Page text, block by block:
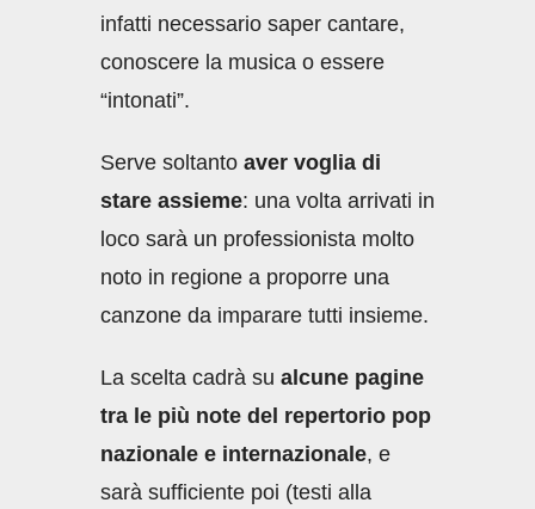
infatti necessario saper cantare,
conoscere la musica o essere
“intonati”.
Serve soltanto aver voglia di
stare assieme: una volta arrivati in
loco sarà un professionista molto
noto in regione a proporre una
canzone da imparare tutti insieme.
La scelta cadrà su alcune pagine
tra le più note del repertorio pop
nazionale e internazionale, e
sarà sufficiente poi (testi alla